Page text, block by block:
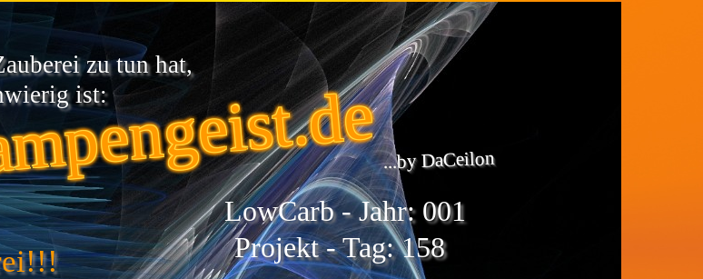
LowCarb - Jahr: 001
Projekt - Tag: 158
zu tun hat,
...by DaCeilon
ist: